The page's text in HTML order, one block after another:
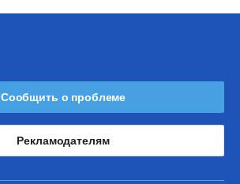
Сообщить о проблеме
Рекламодателям